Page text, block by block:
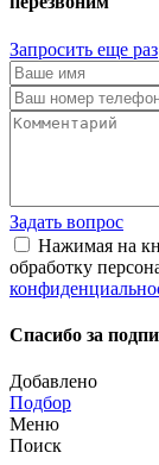
Запросить еще раз
Задать вопрос
Нажимая на
обработку
Спасибо за
Добавлено
Подбор
Меню
Поиск